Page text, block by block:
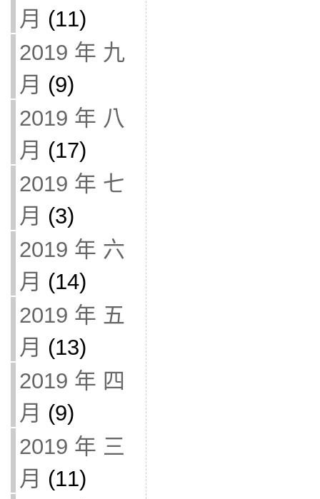
月 (11)
2019 年 九
月 (9)
2019 年 八
月 (17)
2019 年 七
月 (3)
2019 年 六
月 (14)
2019 年 五
月 (13)
2019 年 四
月 (9)
2019 年 三
月 (11)